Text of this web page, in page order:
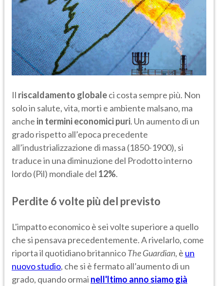
Il riscaldamento globaleci costa sempre più. Non
solo in salute, vita, morti e ambiente malsano, ma
anche in termini economici puri. Un aumento di un
grado rispetto all’epoca precedente
all’industrializzazione di massa (1850-1900), si
traduce in una diminuzione del Prodotto interno
lordo (Pil) mondiale del 12%.
Perdite 6 volte più del previsto
L'impatto economico è sei volte superiore a quello
che si pensava precedentemente. A rivelarlo, come
riporta il quotidiano britannicoThe Guardian, è un
nuovo studio, che si è fermato all’aumento di un
grado, quando ormai nell'ltimo anno siamo già